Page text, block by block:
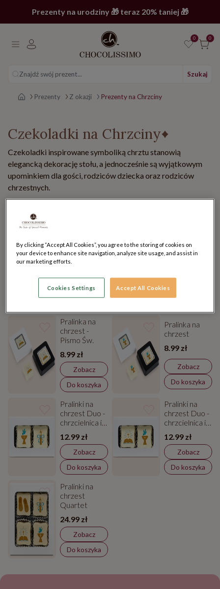
Prezenty na urodziny 🎁 teraz 20% taniej 🎁
0 0
Znajdź swój prezent... Szukaj
Strona główna
Prezenty Z okazji Prezenty na Chrzciny
Czekoladki na Chrzciny
Czekoladki inspirowane symboliką chrztu stanowią
elegancką dekorację stołu, a jednocześnie są wyjątkowym
upominkiem dla gości, rodziców dziecka oraz rodziców
chrzestnych.
7 produktów
chrzest -
świeca
Zobacz
chrzest -
buciki
Pralinka na
chrzest -
Pismo Św.
8.99 zł
Zobacz
Do koszyka
Pralinka na
chrzest
8.99 zł
Zobacz
Do koszyka
Pralinki na
chrzest Duo -
chrzcielnica i
12.99 zł
Zobacz
Do koszyka
Pralinki na
chrzest Duo -
chrzcielnica i
12.99 zł
Zobacz
Do koszyka
Pralinki na
chrzest
Quartet
24.99 zł
Zobacz
Do koszyka
By clicking “Accept All Cookies”, you agree to the storing of cookies on
your device to enhance site navigation, analyze site usage, and assist in
our marketing efforts.
Cookies Settings Accept All Cookies